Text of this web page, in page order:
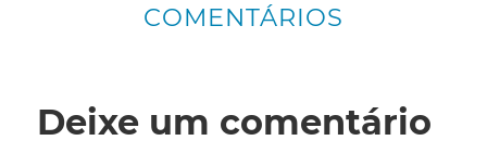
COMENTÁRIOS
Deixe um comentário